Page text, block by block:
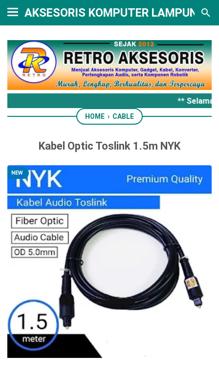
AKSESORIS KOMPUTER LAMPUNG
** Selamat
HOME › CABLE
Kabel Optic Toslink 1.5m NYK
NEW